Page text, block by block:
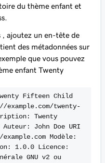
du thème enfant et
, ajoutez un en-tête de
des métadonnées sur
que vous pouvez
enfant Twenty
Fifteen Child
twenty-
Twenty
John Doe URI
Modèle:
1.0.0 Licence:
GNU v2 ou